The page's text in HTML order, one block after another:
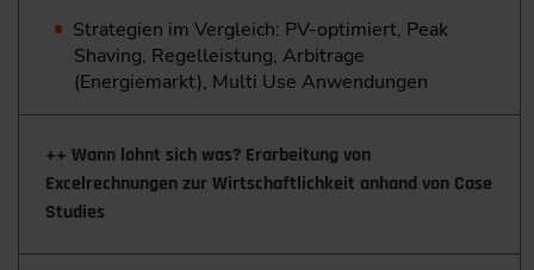
Strategien im Vergleich: PV-optimiert, Peak
Shaving, Regelleistung, Arbitrage
(Energiemarkt), Multi Use Anwendungen
++ Wann lohnt sich was? Erarbeitung von
Excelrechnungen zur Wirtschaftlichkeit anhand von Case
Studies